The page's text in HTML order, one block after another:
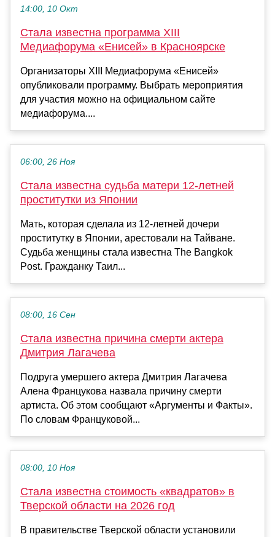
14:00, 10 Окт
Стала известна программа XIII
Медиафорума «Енисей» в Красноярске
Организаторы XIII Медиафорума «Енисей»
опубликовали программу. Выбрать мероприятия
для участия можно на официальном сайте
медиафорума....
06:00, 26 Ноя
Стала известна судьба матери 12-летней
проститутки из Японии
Мать, которая сделала из 12-летней дочери
проститутку в Японии, арестовали на Тайване.
Судьба женщины стала известна The Bangkok
Post. Гражданку Таил...
08:00, 16 Сен
Стала известна причина смерти актера
Дмитрия Лагачева
Подруга умершего актера Дмитрия Лагачева
Алена Францукова назвала причину смерти
артиста. Об этом сообщают «Аргументы и Факты».
По словам Француковой...
08:00, 10 Ноя
Стала известна стоимость «квадратов» в
Тверской области на 2026 год
В правительстве Тверской области установили